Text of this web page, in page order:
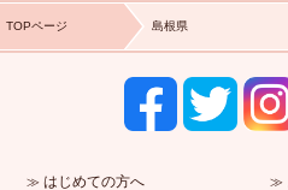
TOPページ 島根県
はじめての方へ